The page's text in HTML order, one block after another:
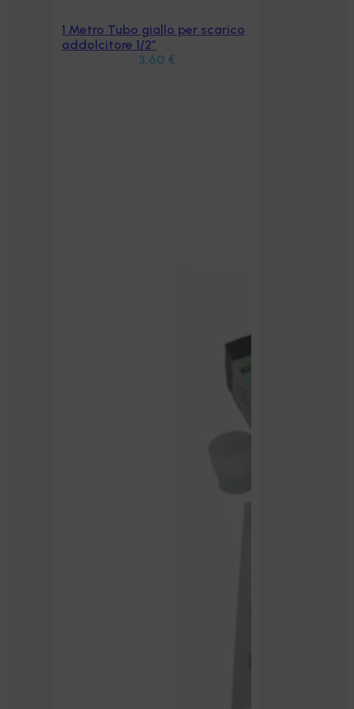
Aggiungi al carrello
1 Metro Tubo giallo per scarico
addolcitore 1/2″
3,60 €